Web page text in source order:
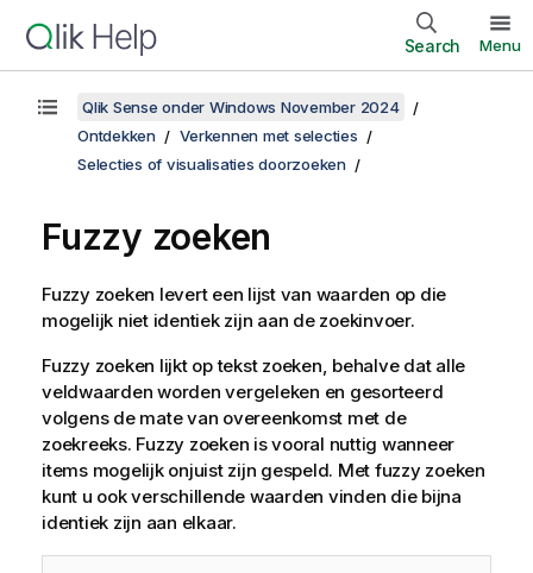
Search Menu
Qlik Sense onder Windows November 2024
Ontdekken
Verkennen met selecties
Selecties of visualisaties doorzoeken
Fuzzy zoeken
Fuzzy zoeken levert een lijst van waarden op die
mogelijk niet identiek zijn aan de zoekinvoer.
Fuzzy zoeken lijkt op tekst zoeken, behalve dat alle
veldwaarden worden vergeleken en gesorteerd
volgens de mate van overeenkomst met de
zoekreeks. Fuzzy zoeken is vooral nuttig wanneer
items mogelijk onjuist zijn gespeld. Met fuzzy zoeken
kunt u ook verschillende waarden vinden die bijna
identiek zijn aan elkaar.